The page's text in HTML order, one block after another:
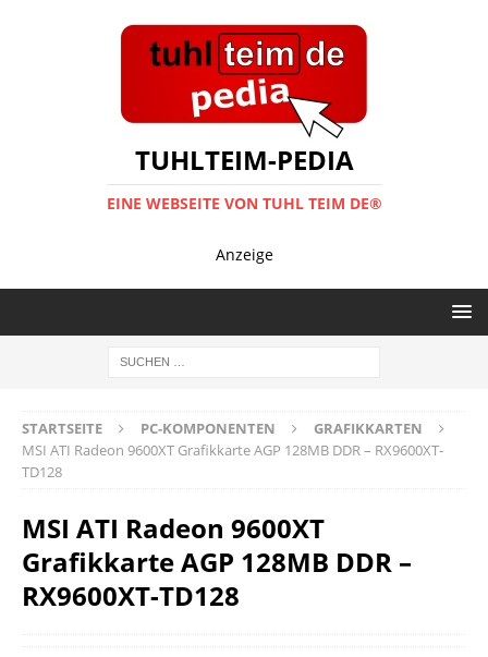
TUHLTEIM-PEDIA
EINE WEBSEITE VON TUHL TEIM DE®
Anzeige
STARTSEITE PC-KOMPONENTEN
GRAFIKKARTEN
MSI ATI Radeon 9600XT Grafikkarte AGP 128MB DDR – RX9600XT-
TD128
MSI ATI Radeon 9600XT
Grafikkarte AGP 128MB DDR –
RX9600XT-TD128